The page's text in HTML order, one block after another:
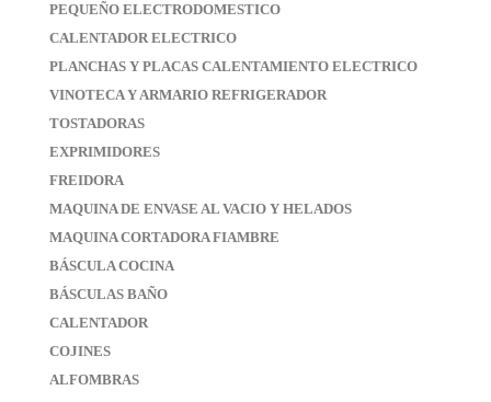
PEQUEÑO ELECTRODOMESTICO
CALENTADOR ELECTRICO
PLANCHAS Y PLACAS CALENTAMIENTO ELECTRICO
VINOTECA Y ARMARIO REFRIGERADOR
TOSTADORAS
EXPRIMIDORES
FREIDORA
MAQUINA DE ENVASE AL VACIO Y HELADOS
MAQUINA CORTADORA FIAMBRE
BÁSCULA COCINA
BÁSCULAS BAÑO
CALENTADOR
COJINES
ALFOMBRAS